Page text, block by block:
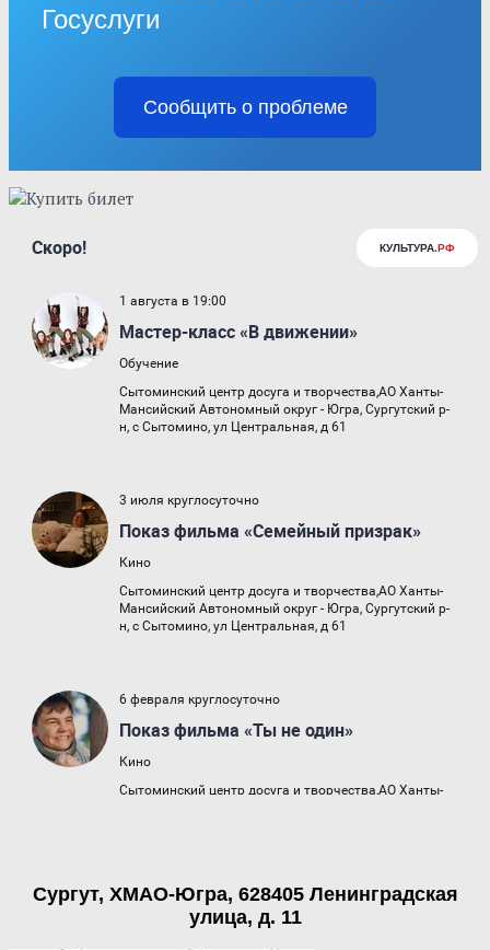
Госуслуги
Сообщить о проблеме
Сургут, ХМАО-Югра, 628405 Ленинградская
улица, д. 11